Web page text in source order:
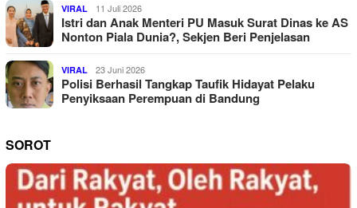
VIRAL 11 Juli 2026
Istri dan Anak Menteri PU Masuk Surat Dinas ke AS
Nonton Piala Dunia?, Sekjen Beri Penjelasan
VIRAL 23 Juni 2026
Polisi Berhasil Tangkap Taufik Hidayat Pelaku
Penyiksaan Perempuan di Bandung
SOROT